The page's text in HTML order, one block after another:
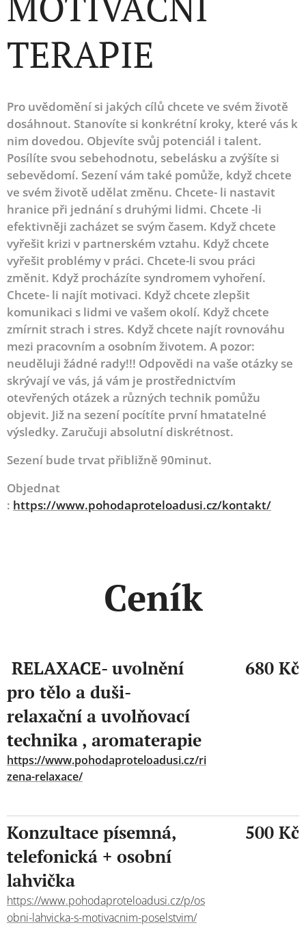
TERAPIE
Pro uvědomění si jakých cílů chcete ve svém životě
dosáhnout. Stanovíte si konkrétní kroky, které vás k
nim dovedou. Objevíte svůj potenciál i talent.
Posílíte svou sebehodnotu, sebelásku a zvýšíte si
sebevědomí. Sezení vám také pomůže, když chcete
ve svém životě udělat změnu. Chcete- li nastavit
hranice při jednání s druhými lidmi. Chcete -li
efektivněji zacházet se svým časem. Když chcete
vyřešit krizi v partnerském vztahu. Když chcete
vyřešit problémy v práci. Chcete-li svou práci
změnit. Když procházíte syndromem vyhoření.
Chcete- li najít motivaci. Když chcete zlepšit
komunikaci s lidmi ve vašem okolí. Když chcete
zmírnit strach i stres. Když chcete najít rovnováhu
mezi pracovním a osobním životem. A pozor:
neuděluji žádné rady!!! Odpovědi na vaše otázky se
skrývají ve vás, já vám je prostřednictvím
otevřených otázek a různých technik pomůžu
objevit. Již na sezení pocítíte první hmatatelné
výsledky. Zaručuji absolutní diskrétnost.
Sezení bude trvat přibližně 90minut.
Objednat
: https://www.pohodaproteloadusi.cz/kontakt/
Ceník
RELAXACE- uvolnění
pro tělo a duši-
relaxační a uvolňovací
technika , aromaterapie
https://www.pohodaproteloadusi.cz/ri
zena-relaxace/
680 Kč
Konzultace písemná,
telefonická + osobní
lahvička
https://www.pohodaproteloadusi.cz/p/os
obni-lahvicka-s-motivacnim-poselstvim/
500 Kč